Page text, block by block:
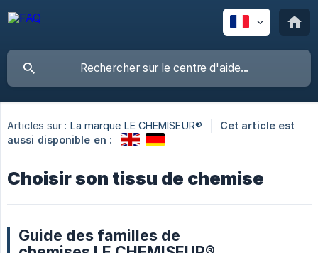
Articles sur : La marque LE CHEMISEUR®
Cet article est
aussi disponible en :
Choisir son tissu de chemise
Guide des familles de